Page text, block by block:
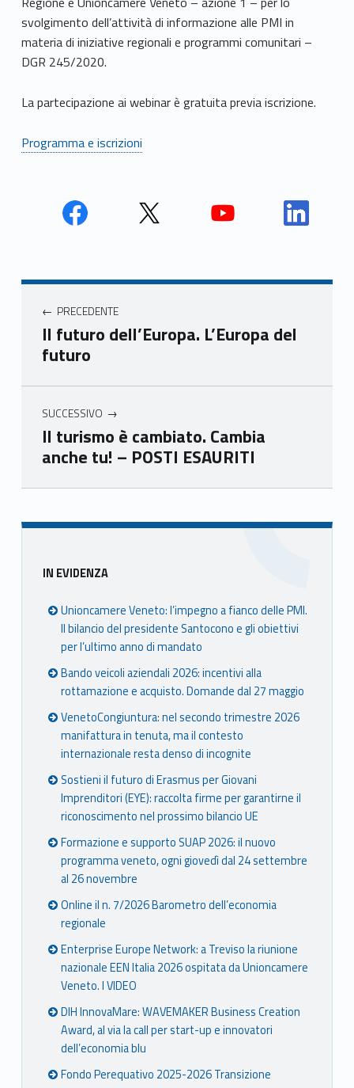
svolgimento dell’attività di informazione alle PMI in
materia di iniziative regionali e programmi comunitari –
DGR 245/2020.
La partecipazione ai webinar è gratuita previa iscrizione.
Programma e iscrizioni
Unio
mer
e
Ven
Unio
e
Unio
e
Unio
e
Navigazione articoli
PRECEDENTE
Il futuro dell’Europa. L’Europa del
futuro
SUCCESSIVO
Il turismo è cambiato. Cambia
anche tu! – POSTI ESAURITI
Skip back to main navigation
Sidebar
IN EVIDENZA
Unioncamere Veneto: l’impegno a fianco delle PMI.
Il bilancio del presidente Santocono e gli obiettivi
per l’ultimo anno di mandato
Bando veicoli aziendali 2026: incentivi alla
rottamazione e acquisto. Domande dal 27 maggio
VenetoCongiuntura: nel secondo trimestre 2026
manifattura in tenuta, ma il contesto
internazionale resta denso di incognite
Sostieni il futuro di Erasmus per Giovani
Imprenditori (EYE): raccolta firme per garantirne il
riconoscimento nel prossimo bilancio UE
Formazione e supporto SUAP 2026: il nuovo
programma veneto, ogni giovedì dal 24 settembre
al 26 novembre
Online il n. 7/2026 Barometro dell’economia
regionale
Enterprise Europe Network: a Treviso la riunione
nazionale EEN Italia 2026 ospitata da Unioncamere
Veneto. I VIDEO
DIH InnovaMare: WAVEMAKER Business Creation
Award, al via la call per start-up e innovatori
dell’economia blu
Fondo Perequativo 2025-2026 Transizione